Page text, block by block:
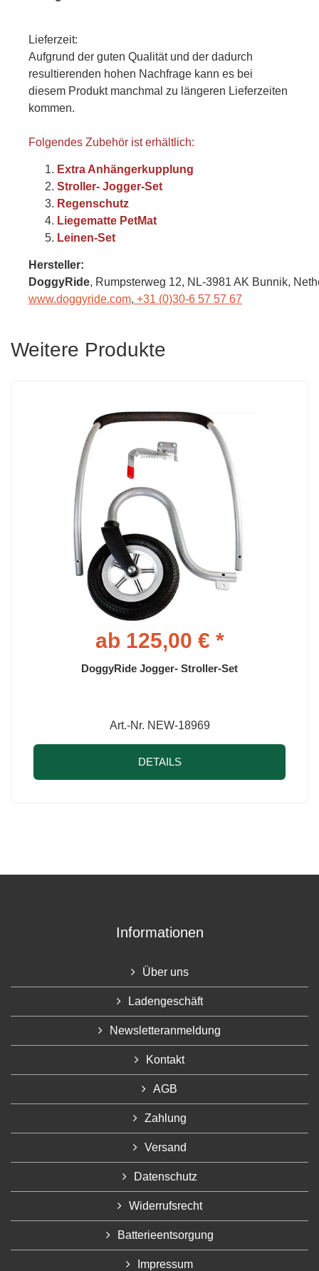
Lieferzeit:
Aufgrund der guten Qualität und der dadurch
resultierenden hohen Nachfrage kann es bei
diesem Produkt manchmal zu längeren Lieferzeiten
kommen.
Folgendes Zubehör ist erhältlich:
Extra Anhängerkupplung
Stroller- Jogger-Set
Regenschutz
Liegematte PetMat
Leinen-Set
Hersteller:
DoggyRide, Rumpsterweg 12, NL-3981 AK Bunnik,
www.doggyride.com, +31 (0)30-6 57 57 67
Weitere Produkte
ab 125,00 € *
DoggyRide Jogger- Stroller-Set
Art.-Nr. NEW-18969
DETAILS
Informationen
Über uns
Ladengeschäft
Newsletteranmeldung
Kontakt
AGB
Zahlung
Versand
Datenschutz
Widerrufsrecht
Batterieentsorgung
Impressum